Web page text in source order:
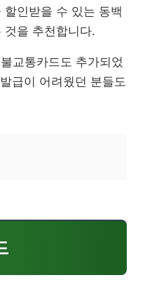
산 지역화폐인 동백
을 추천합니다.